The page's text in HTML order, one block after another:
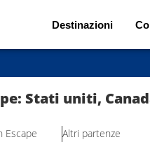
Destinazioni
Stati uniti,
Escape
Altri partenze